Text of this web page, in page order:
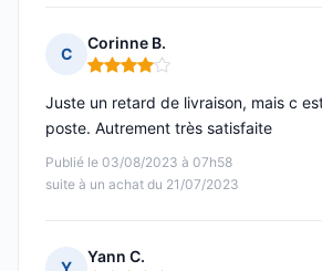
C
Corinne B.
Note : 4 sur 5
Publié le 03/08/2023 à 07h58
suite à un achat du 21/07/2023
Juste un retard de livraison, mais c
poste. Autrement très satisfaite
Yann C.